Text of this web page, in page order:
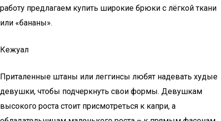
работу предлагаем купить широкие брюки с лёгкой ткани
или «бананы».
Кежуал
Приталенные штаны или леггинсы любят надевать худые
девушки, чтобы подчеркнуть свои формы. Девушкам
высокого роста стоит присмотреться к капри, а